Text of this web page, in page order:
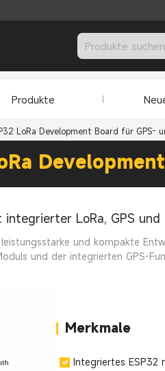
Produkte
LoRa Development Board für GPS-
LoRa, GPS und
und kompakte
und der integrierten GPS-
Merkmale
Integriertes ESP32